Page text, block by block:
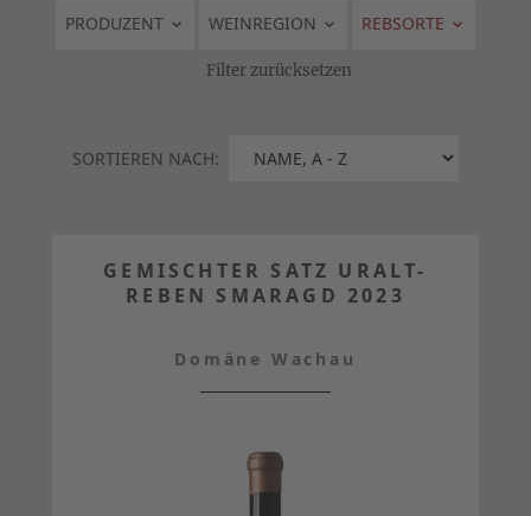
PRODUZENT WEINREGION REBSORTE
Filter zurücksetzen
SORTIEREN NACH:
GEMISCHTER SATZ URALT-
REBEN SMARAGD 2023
Domäne Wachau